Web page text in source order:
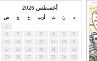
أغسطس 2026
أرب س